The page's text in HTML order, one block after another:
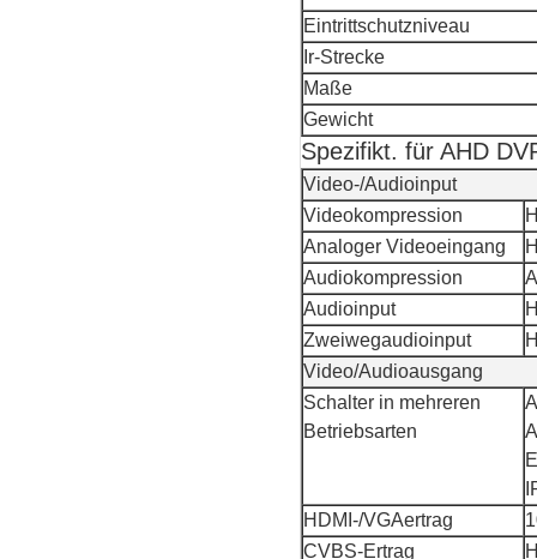
Eintrittschutzniveau
Ir-Strecke
Maße
Gewicht
Spezifikt. für AHD
Video-/Audioinput
Videokompression
Analoger Videoeingang
Audiokompression
Audioinput
Zweiwegaudioinput
Video/Audioausgang
Schalter in mehreren
Betriebsarten
HDMI-/VGAertrag
CVBS-Ertrag